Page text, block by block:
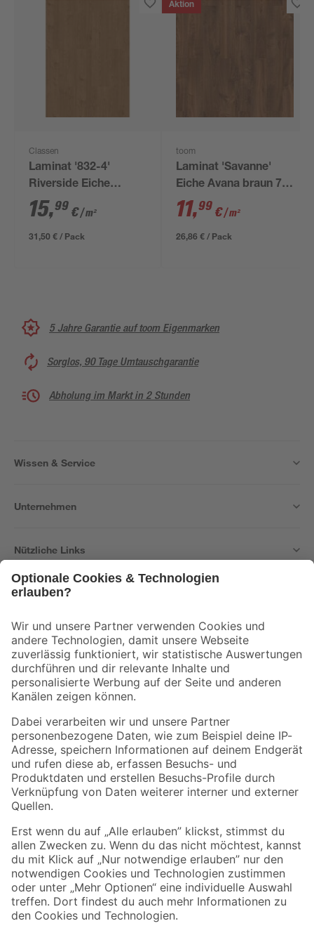
Classen
Laminat '832-4'
Riverside Eiche
kastanienbraun
wasserresistent 8
mm
15,99 €/ m²
31,50 € / Pack
Aktion
toom
Laminat 'Savanne'
Eiche Avana braun 7
mm
11,99 €/ m²
26,86 € / Pack
5 Jahre Garantie auf toom Eigenmarken
Sorglos, 90 Tage Umtauschgarantie
Abholung im Markt in 2 Stunden
Wissen & Service
Unternehmen
Nützliche Links
Der toom Newsletter: Keine Angebote und Aktionen mehr verpassen!
Zur Newsletter Anmeldung
Folge uns
Zahlungsarten Versandarten
Sicher einkaufen
Jetzt die toom-App herunterladen